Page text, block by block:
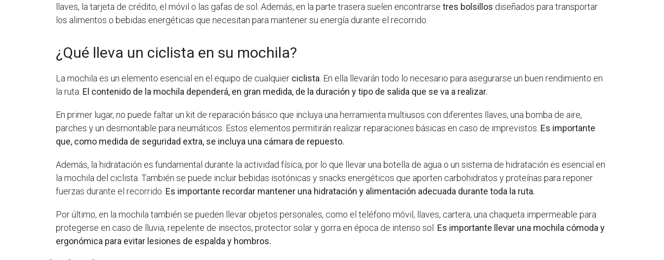
llaves, la tarjeta de crédito, el móvil o las gafas de sol. Además, en la parte trasera suelen encontrarsetres bolsillos diseñados para transportar
los alimentos o bebidas energéticas que necesitan para mantener su energía durante el recorrido.
¿Qué lleva un ciclista en su mochila?
La mochila es un elemento esencial en el equipo de cualquier ciclista . En ella llevarán todo lo necesario para asegurarse un buen rendimiento en
la ruta. El contenido de la mochila dependerá, en gran medida, de la duración y tipo de salida que se va a realizar.
En primer lugar, no puede faltar un kit de reparación básico que incluya una herramienta multiusos con diferentes llaves, una bomba de aire,
parches y un desmontable para neumáticos. Estos elementos permitirán realizar reparaciones básicas en caso de imprevistos. Es importante
que, como medida de seguridad extra, se incluya una cámara de repuesto.
Además, la hidratación es fundamental durante la actividad física, por lo que llevar una botella de agua o un sistema de hidratación es esencial en
la mochila del ciclista. También se puede incluir bebidas isotónicas y snacks energéticos que aporten carbohidratos y proteínas para reponer
fuerzas durante el recorrido. Es importante recordar mantener una hidratación y alimentación adecuada durante toda la ruta.
Por último, en la mochila también se pueden llevar objetos personales, como el teléfono móvil, llaves, cartera, una chaqueta impermeable para
protegerse en caso de lluvia, repelente de insectos, protector solar y gorra en época de intenso sol. Es importante llevar una mochila cómoda y
ergonómica para evitar lesiones de espalda y hombros.